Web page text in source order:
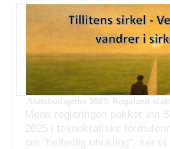
.Statsbudsjettet 2025: Rogaland
Mens regjeringen pakker inn
2025 i teknokratiske
om "helhetlig utvikling", ser vi